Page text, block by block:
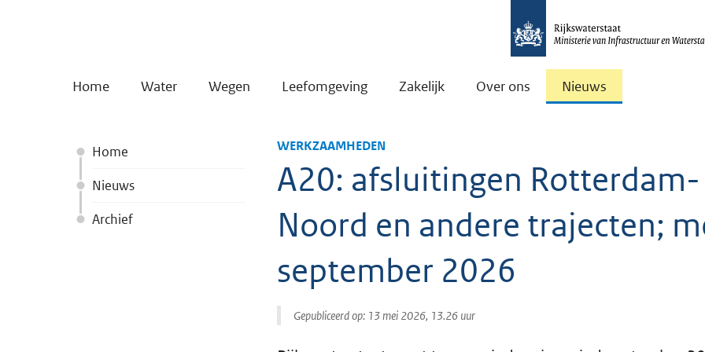
Home Water Wegen Leefomgeving Zakelijk Over ons Nieuws
Home
Nieuws
Archief
WERKZAAMHEDEN
A20: afsluitingen Rotterdam-
Noord en andere trajecten;
september 2026
Gepubliceerd op: 13 mei 2026, 13.26 uur